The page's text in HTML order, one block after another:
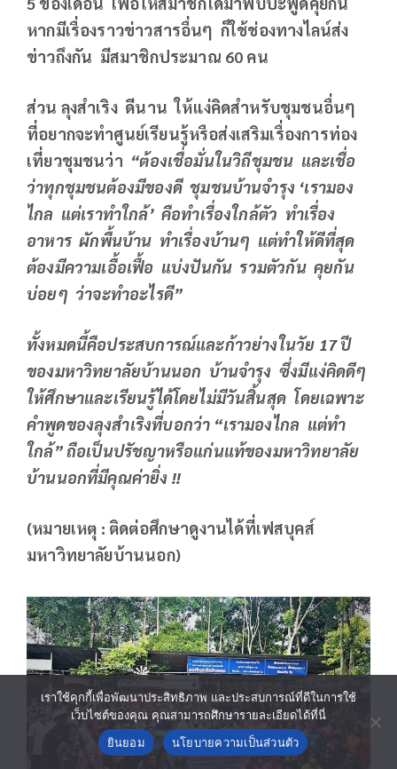
หากมีเรื่องราวข่าวสารอื่นๆ ก็ใช้ช่องทางไลน์ส่ง
ข่าวถึงกัน มีสมาชิกประมาณ 60 คน
ส่วน ลุงสำเริง ดีนาน ให้แง่คิดสำหรับชุมชนอื่นๆ
ที่อยากจะทำศูนย์เรียนรู้หรือส่งเสริมเรื่องการท่อง
เที่ยวชุมชนว่า “ต้องเชื่อมั่นในวิถีชุมชน และเชื่อ
ว่าทุกชุมชนต้องมีของดี ชุมชนบ้านจำรุง ‘เรามอง
ไกล แต่เราทำใกล้’ คือทำเรื่องใกล้ตัว ทำเรื่อง
อาหาร ผักพื้นบ้าน ทำเรื่องบ้านๆ แต่ทำให้ดีที่สุด
ต้องมีความเอื้อเฟื้อ แบ่งปันกัน รวมตัวกัน คุยกัน
บ่อยๆ ว่าจะทำอะไรดี”
ทั้งหมดนี้คือประสบการณ์และก้าวย่างในวัย 17 ปี
ของมหาวิทยาลัยบ้านนอก บ้านจำรุง ซึ่งมีแง่คิดดีๆ
ให้ศึกษาและเรียนรู้ได้โดยไม่มีวันสิ้นสุด โดยเฉพาะ
คำพูดของลุงสำเริงที่บอกว่า “เรามองไกล แต่ทำ
ใกล้” ถือเป็นปรัชญาหรือแก่นแท้ของมหาวิทยาลัย
บ้านนอกที่มีคุณค่ายิ่ง !!
(หมายเหตุ : ติดต่อศึกษาดูงานได้ที่เฟสบุคส์
มหาวิทยาลัยบ้านนอก)
เราใช้คุกกี้เพื่อพัฒนาประสิทธิภาพ และประสบการณ์ที่ดีในการใช้
เว็บไซต์ของคุณ คุณสามารถศึกษารายละเอียดได้ที่นี่
ยินยอม
นโยบายความเป็นส่วนตัว